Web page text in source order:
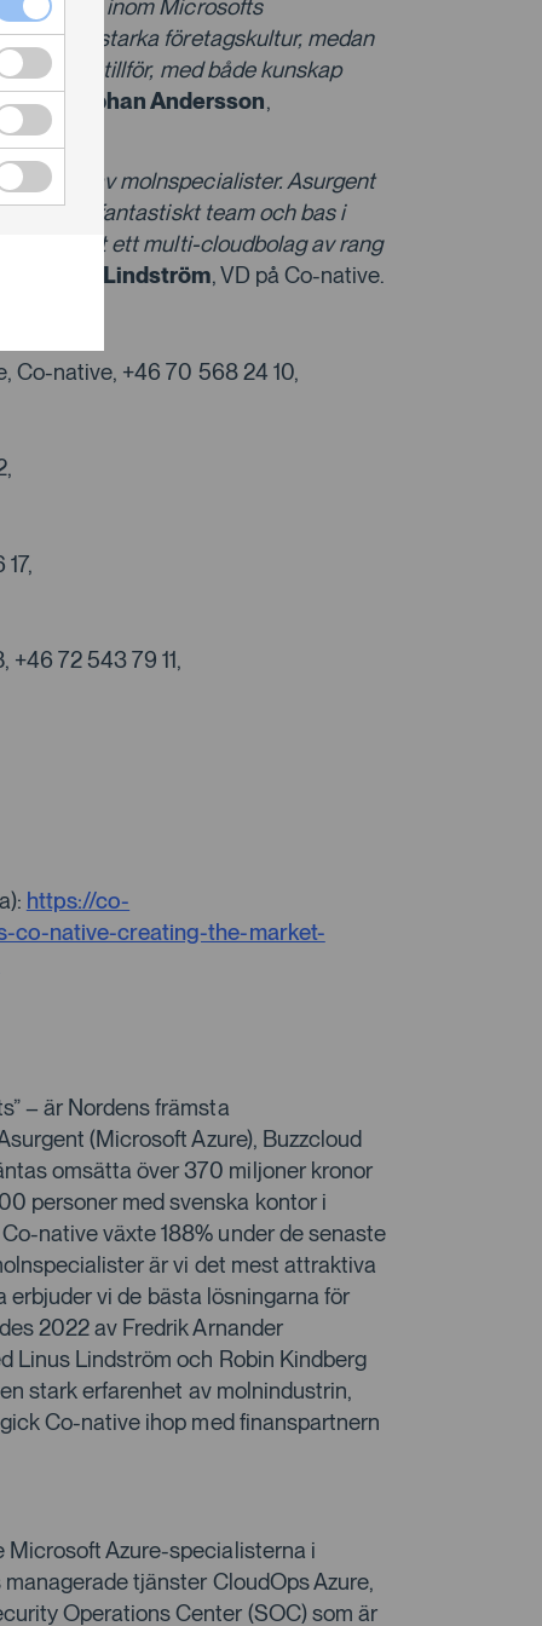
spelare inom Microsofts
vår starka företagskultur, medan
grupp tillför, med både kunskap
Stephan Andersson,
av molnspecialister. Asurgent
och ett fantastiskt team och bas i
skapat ett multi-cloudbolag av rang
Linus Lindström, VD på Co-native.
Co-native, +46 70 568 24 10,
+46 72 543 79 11,
https://co-
co-native-creating-the-market-
– är Nordens främsta
(Microsoft Azure), Buzzcloud
omsätta över 370 miljoner kronor
personer med svenska kontor i
native växte 188% under de senaste
är vi det mest attraktiva
vi de bästa lösningarna för
2022 av Fredrik Arnander
Linus Lindström och Robin Kindberg
stark erfarenhet av molnindustrin,
Co-native ihop med finanspartnern
Microsoft Azure-specialisterna i
tjänster CloudOps Azure,
Operations Center (SOC) som är